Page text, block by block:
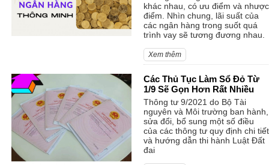
khác nhau, có ưu điểm và nhược
điểm. Nhìn chung, lãi suất của
các ngân hàng trong suốt quá
trình vay sẽ tương đương nhau.
Xem thêm
Các Thủ Tục Làm Sổ Đỏ Từ
1/9 Sẽ Gọn Hơn Rất Nhiều
Thông tư 9/2021 do Bộ Tài
nguyên và Môi trường ban hành,
sửa đổi, bổ sung một số điều
của các thông tư quy định chi tiết
và hướng dẫn thi hành Luật Đất
đai